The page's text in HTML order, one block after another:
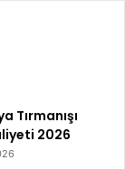
Tırmanışı
2026